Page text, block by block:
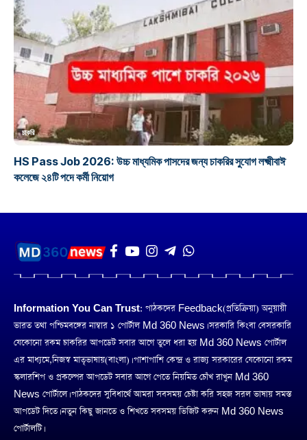
চাকরি
HS Pass Job 2026: উচ্চ মাধ্যমিক পাসদের জন্য চাকরির সুযোগ লক্ষ্মীবাঈ
কলেজে ২৪টি পদে কর্মী নিয়োগ
Information You Can Trust: পাঠকদের Feedback(প্রতিক্রিয়া) অনুয়ায়ী
ভারত তথা পশ্চিমবঙ্গের নাম্বার ১ পোর্টাল Md 360 News। সরকারি কিংবা বেসরকারি
যেকোনো রকম চাকরির আপডেট সবার আগে তুলে ধরা হয় Md 360 News পোর্টাল
এর মাধ্যমে,নিজস্ব মাতৃভাষায়(বাংলা)। পাশাপাশি কেন্দ্র ও রাজ্য সরকারের যেকোনো রকম
স্কলারশিপ ও প্রকল্পের আপডেট সবার আগে পেতে নিয়মিত চোঁখ রাখুন Md 360
News পোর্টালে। পাঠকদের সুবিধার্থে আমরা সবসময় চেষ্টা করি সহজ সরল ভাষায় সমস্ত
আপডেট দিতে। নতুন কিছু জানতে ও শিখতে সবসময় ভিজিট করুন Md 360 News
পোর্টালটি।